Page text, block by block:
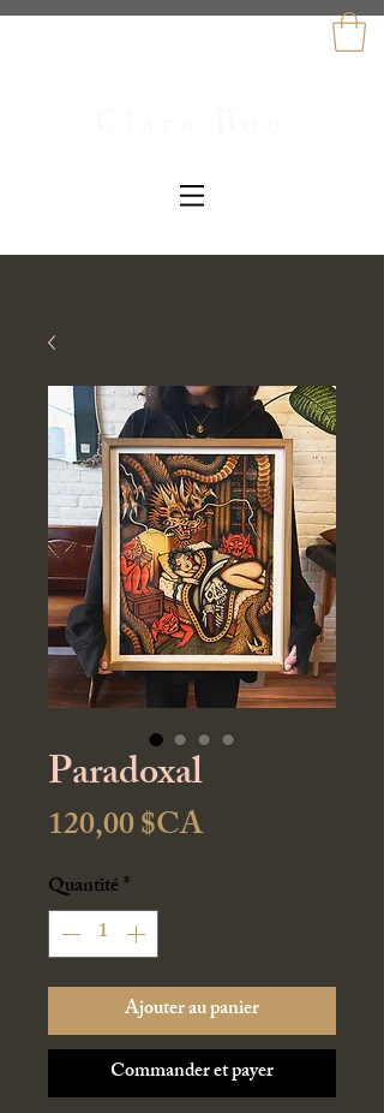
Paradoxal
120,00 $CAPrix
Quantité*
Ajouter au panier
Commander et payer